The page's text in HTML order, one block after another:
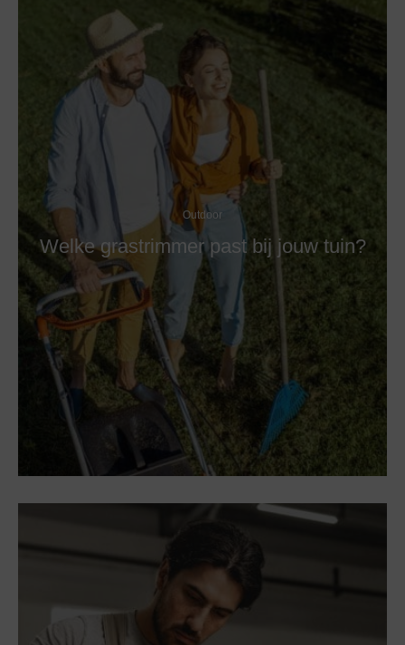
Outdoor
Welke grastrimmer past bij jouw tuin?